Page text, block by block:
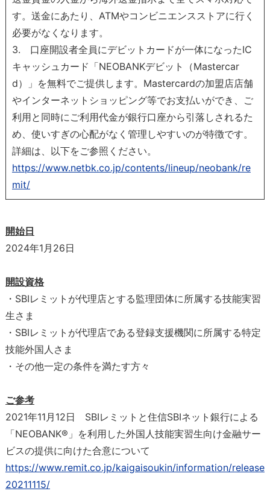
す。送金にあたり、ATMやコンビニエンスストアに行く
必要がなくなります。
3. 口座開設者全員にデビットカードが一体になったIC
キャッシュカード「NEOBANKデビット（Mastercar
d）」を無料でご提供します。Mastercardの加盟店店舗
やインターネットショッピング等でお支払いができ、ご
利用と同時にご利用代金が銀行口座から引落しされるた
め、使いすぎの心配がなく管理しやすいのが特徴です。
詳細は、以下をご参照ください。
https://www.netbk.co.jp/contents/lineup/neobank/re
mit/
開始日
2024年1月26日
開設資格
・SBIレミットが代理店とする監理団体に所属する技能実習
生さま
・SBIレミットが代理店である登録支援機関に所属する特定
技能外国人さま
・その他一定の条件を満たす方々
ご参考
2021年11月12日 SBIレミットと住信SBIネット銀行による
「NEOBANK®」を利用した外国人技能実習生向け金融サー
ビスの提供に向けた合意について
https://www.remit.co.jp/kaigaisoukin/information/release
20211115/